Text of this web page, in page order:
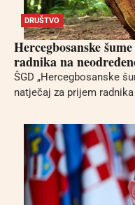
DRUŠTVO
Hercegbosanske
radnika na
ŠGD „Hercegbosanske
natječaj za prijem